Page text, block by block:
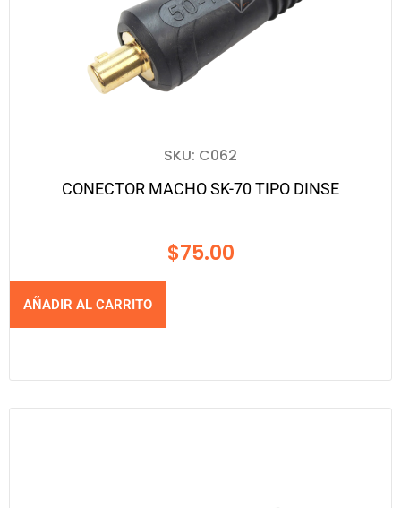
SKU: C062
CONECTOR MACHO SK-70 TIPO DINSE
$75.00
AÑADIR AL CARRITO